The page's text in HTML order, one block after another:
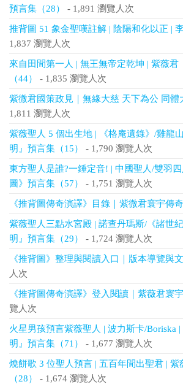
預言集（28）
- 1,891 瀏覽人次
推背圖 51 象金聖嘆註解 | 陰陽和化以正 |
1,837 瀏覽人次
來自田間第一人 | 無王無帝定乾坤 | 紫薇君
（44）
- 1,835 瀏覽人次
紫微君國策政見｜無緣大慈 天下為公 同體
1,811 瀏覽人次
紫薇聖人 5 個出生地 | 《格庵遺錄》/雞龍
明』預言集（15）
- 1,790 瀏覽人次
東方聖人是誰?一錘定音! | 中國聖人/雙羽
圖》預言集（57）
- 1,751 瀏覽人次
《推背圖傳奇演譯》目錄｜紫微君寰宇傳奇
紫薇聖人三點水宮殿 | 諾查丹瑪斯/《諸世
明』預言集（29）
- 1,724 瀏覽人次
《推背圖》整理與閱讀入口｜版本導覽與
人次
《推背圖傳奇演譯》登入閱讀｜紫薇君寰
覽人次
火星男孩預言紫薇聖人 | 波力斯卡/Boriska
明』預言集（71）
- 1,677 瀏覽人次
燒餅歌 3 位聖人預言 | 五百年間出聖君 |
（28）
- 1,674 瀏覽人次